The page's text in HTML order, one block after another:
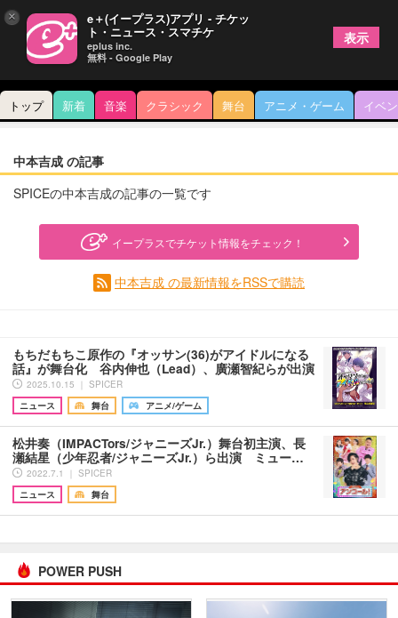
トップ 新着 音楽 クラシック 舞台 アニメ・ゲーム イベ
中本吉成 の記事
SPICEの中本吉成の記事の一覧です
イープラスでチケット情報をチェック！
中本吉成 の最新情報をRSSで購読
もちだもちこ原作の『オッサン(36)がアイドルになる
話』が舞台化 谷内伸也（Lead）、廣瀬智紀らが出演
2025.10.15 ｜ SPICER
ニュース
舞台 アニメ/ゲーム
松井奏（IMPACTors/ジャニーズJr.）舞台初主演、長
瀬結星（少年忍者/ジャニーズJr.）ら出演 ミュー…
2022.7.1 ｜ SPICER
ニュース
舞台
POWER PUSH
× e＋(イープラス)アプリ - チケッ
ト・ニュース・スマチケ
eplus inc.
無料 - Google Play
表示